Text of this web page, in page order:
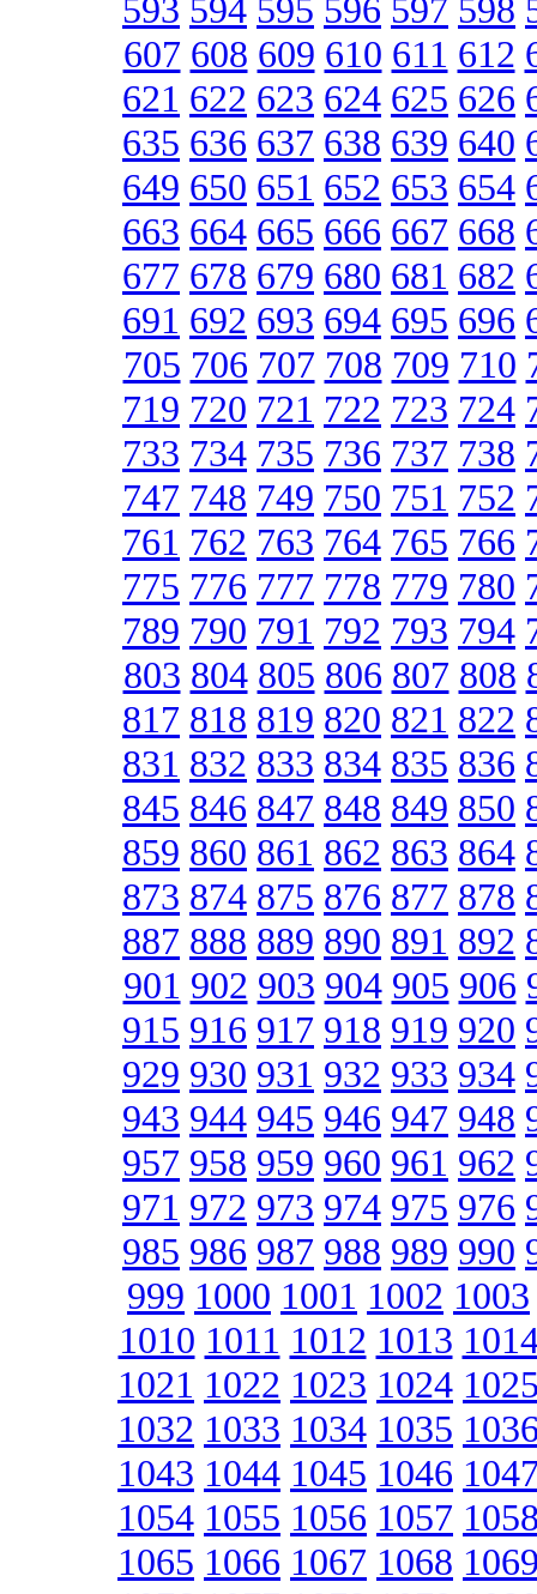
593 594 595 596 597 598
607 608 609 610 611 612
621 622 623 624 625 626
635 636 637 638 639 640
649 650 651 652 653 654
663 664 665 666 667 668
677 678 679 680 681 682
691 692 693 694 695 696
705 706 707 708 709 710
719 720 721 722 723 724
733 734 735 736 737 738
747 748 749 750 751 752
761 762 763 764 765 766
775 776 777 778 779 780
789 790 791 792 793 794
803 804 805 806 807 808
817 818 819 820 821 822
831 832 833 834 835 836
845 846 847 848 849 850
859 860 861 862 863 864
873 874 875 876 877 878
887 888 889 890 891 892
901 902 903 904 905 906
915 916 917 918 919 920
929 930 931 932 933 934
943 944 945 946 947 948
957 958 959 960 961 962
971 972 973 974 975 976
985 986 987 988 989 990
999 1000 1001 1002 1003
1010 1011 1012 1013
1021 1022 1023 1024
1032 1033 1034 1035
1043 1044 1045 1046
1054 1055 1056 1057
1065 1066 1067 1068